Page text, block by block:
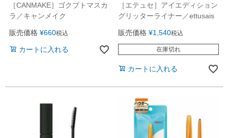
［CANMAKE］ゴクブトマスカ
ラ／キャンメイク
販売価格 ¥660税込
カートに入れる
［エテュセ］アイエディション
グリッターライナー／ettusais
販売価格 ¥1,540税込
在庫切れ
カートに入れる